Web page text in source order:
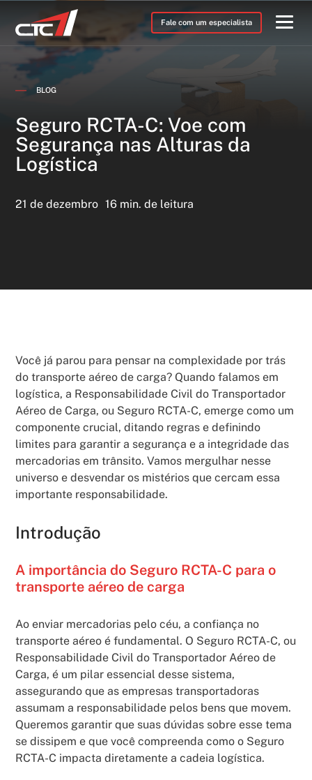
Fale com um especialista
BLOG
Seguro RCTA-C: Voe com
Segurança nas Alturas da
Logística
21 de dezembro 16 min. de leitura
Você já parou para pensar na complexidade por trás
do transporte aéreo de carga? Quando falamos em
logística, a Responsabilidade Civil do Transportador
Aéreo de Carga, ou Seguro RCTA-C, emerge como um
componente crucial, ditando regras e definindo
limites para garantir a segurança e a integridade das
mercadorias em trânsito. Vamos mergulhar nesse
universo e desvendar os mistérios que cercam essa
importante responsabilidade.
Introdução
A importância do Seguro RCTA-C para o
transporte aéreo de carga
Ao enviar mercadorias pelo céu, a confiança no
transporte aéreo é fundamental. O Seguro RCTA-C, ou
Responsabilidade Civil do Transportador Aéreo de
Carga, é um pilar essencial desse sistema,
assegurando que as empresas transportadoras
assumam a responsabilidade pelos bens que movem.
Queremos garantir que suas dúvidas sobre esse tema
se dissipem e que você compreenda como o Seguro
RCTA-C impacta diretamente a cadeia logística.